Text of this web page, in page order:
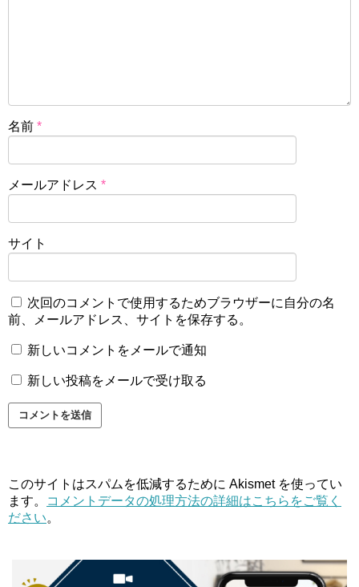
名前 *
メールアドレス *
サイト
次回のコメントで使用するためブラウザーに自分の名
前、メールアドレス、サイトを保存する。
新しいコメントをメールで通知
新しい投稿をメールで受け取る
このサイトはスパムを低減するために Akismet を使ってい
ます。
コメントデータの処理方法の詳細はこちらをご覧く
ださい。